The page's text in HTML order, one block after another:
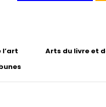
l’art
Arts du livre et